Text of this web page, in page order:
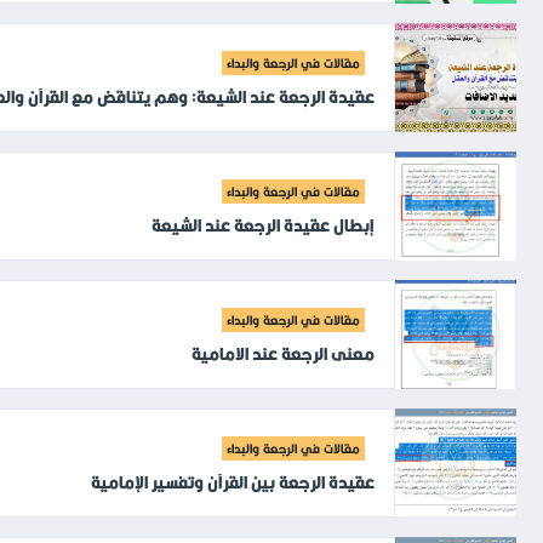
مقالات في الرجعة والبداء
عقيدة الرجعة عند الشيعة: وهم يتناقض مع القرآن
مقالات في الرجعة والبداء
إبطال عقيدة الرجعة عند الشيعة
مقالات في الرجعة والبداء
معنى الرجعة عند الامامية
مقالات في الرجعة والبداء
عقيدة الرجعة بين القرآن وتفسير الإمامية